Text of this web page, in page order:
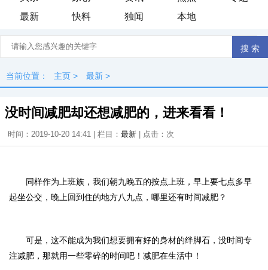
最新
快料 独闻 本地
当前位置： 主页 > 最新 >
没时间减肥却还想减肥的，进来看看！
时间：2019-10-20 14:41 | 栏目： 最新 | 点击： 次
同样作为上班族，我们朝九晚五的按点上班，早上要七点多早
起坐公交，晚上回到住的地方八九点，哪里还有时间减肥？
可是，这不能成为我们想要拥有好的身材的绊脚石，没时间专
注减肥，那就用一些零碎的时间吧！减肥在生活中！